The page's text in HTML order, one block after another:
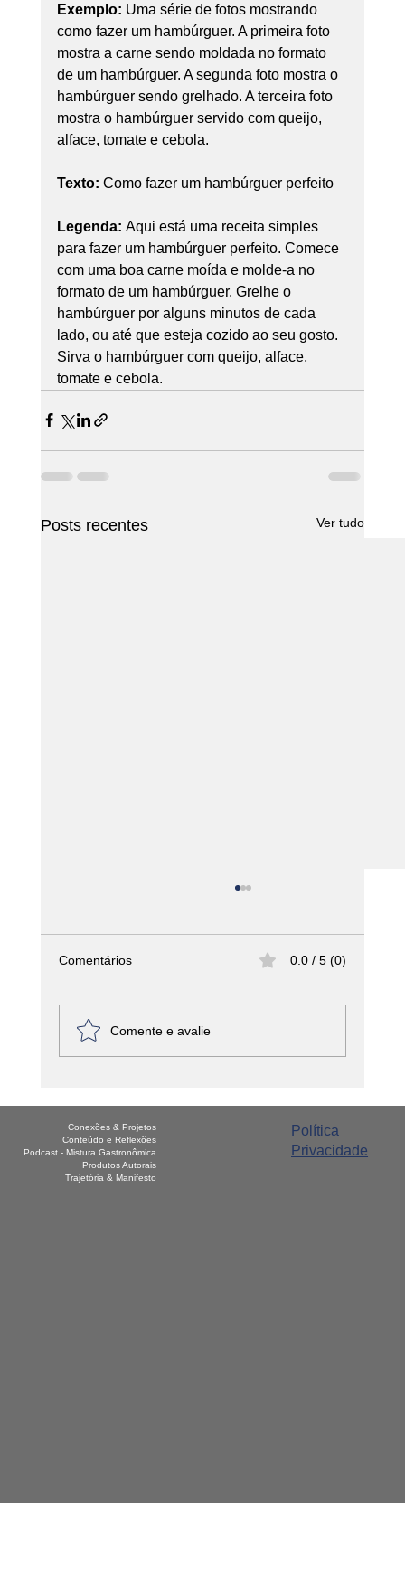
Exemplo: Uma série de fotos mostrando
como fazer um hambúrguer. A primeira foto
mostra a carne sendo moldada no formato
de um hambúrguer. A segunda foto mostra o
hambúrguer sendo grelhado. A terceira foto
mostra o hambúrguer servido com queijo,
alface, tomate e cebola.
Texto: Como fazer um hambúrguer perfeito
Legenda: Aqui está uma receita simples
para fazer um hambúrguer perfeito. Comece
com uma boa carne moída e molde-a no
formato de um hambúrguer. Grelhe o
hambúrguer por alguns minutos de cada
lado, ou até que esteja cozido ao seu gosto.
Sirva o hambúrguer com queijo, alface,
tomate e cebola.
Posts recentes Ver tudo
Fotografando - Pratos Completos
Comentários 0.0 / 5 (0)
Comente e avalie
Política
Privacidade
Conexões & Projetos
Conteúdo e Reflexões
Podcast - Mistura Gastronômica
Produtos Autorais
Trajetória & Manifesto